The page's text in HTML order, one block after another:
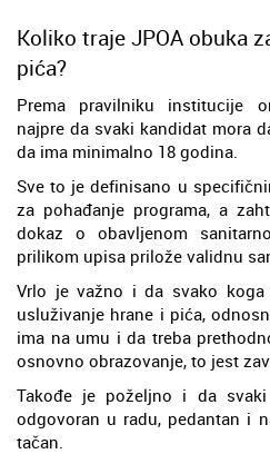
Koliko traje JPOA obuka
pića?
Prema pravilniku institucije
najpre da svaki kandidat mora
da ima minimalno 18 godina.
Sve to je definisano u
za pohađanje programa, a
dokaz o obavljenom
prilikom upisa prilože validnu
Vrlo je važno i da svako koga
usluživanje hrane i pića,
ima na umu i da treba
osnovno obrazovanje, to jest
Takođe je poželjno i da
odgovoran u radu, pedantan i
tačan.